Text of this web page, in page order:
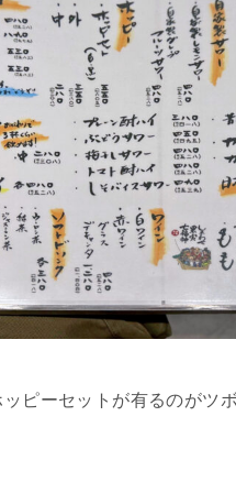
ピーセットが有るのがツ